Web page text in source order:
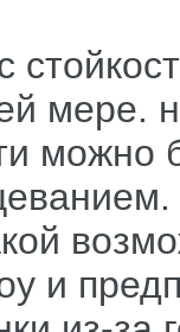
мере.
можно
и